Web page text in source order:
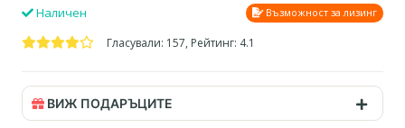
Наличен Възможност за лизинг
Гласували: 157, Рейтинг: 4.1
ВИЖ ПОДАРЪЦИТЕ